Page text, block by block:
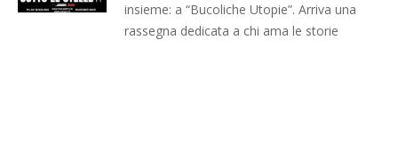
insieme: a “Bucoliche Utopie”. Arriva una
rassegna dedicata a chi ama le storie